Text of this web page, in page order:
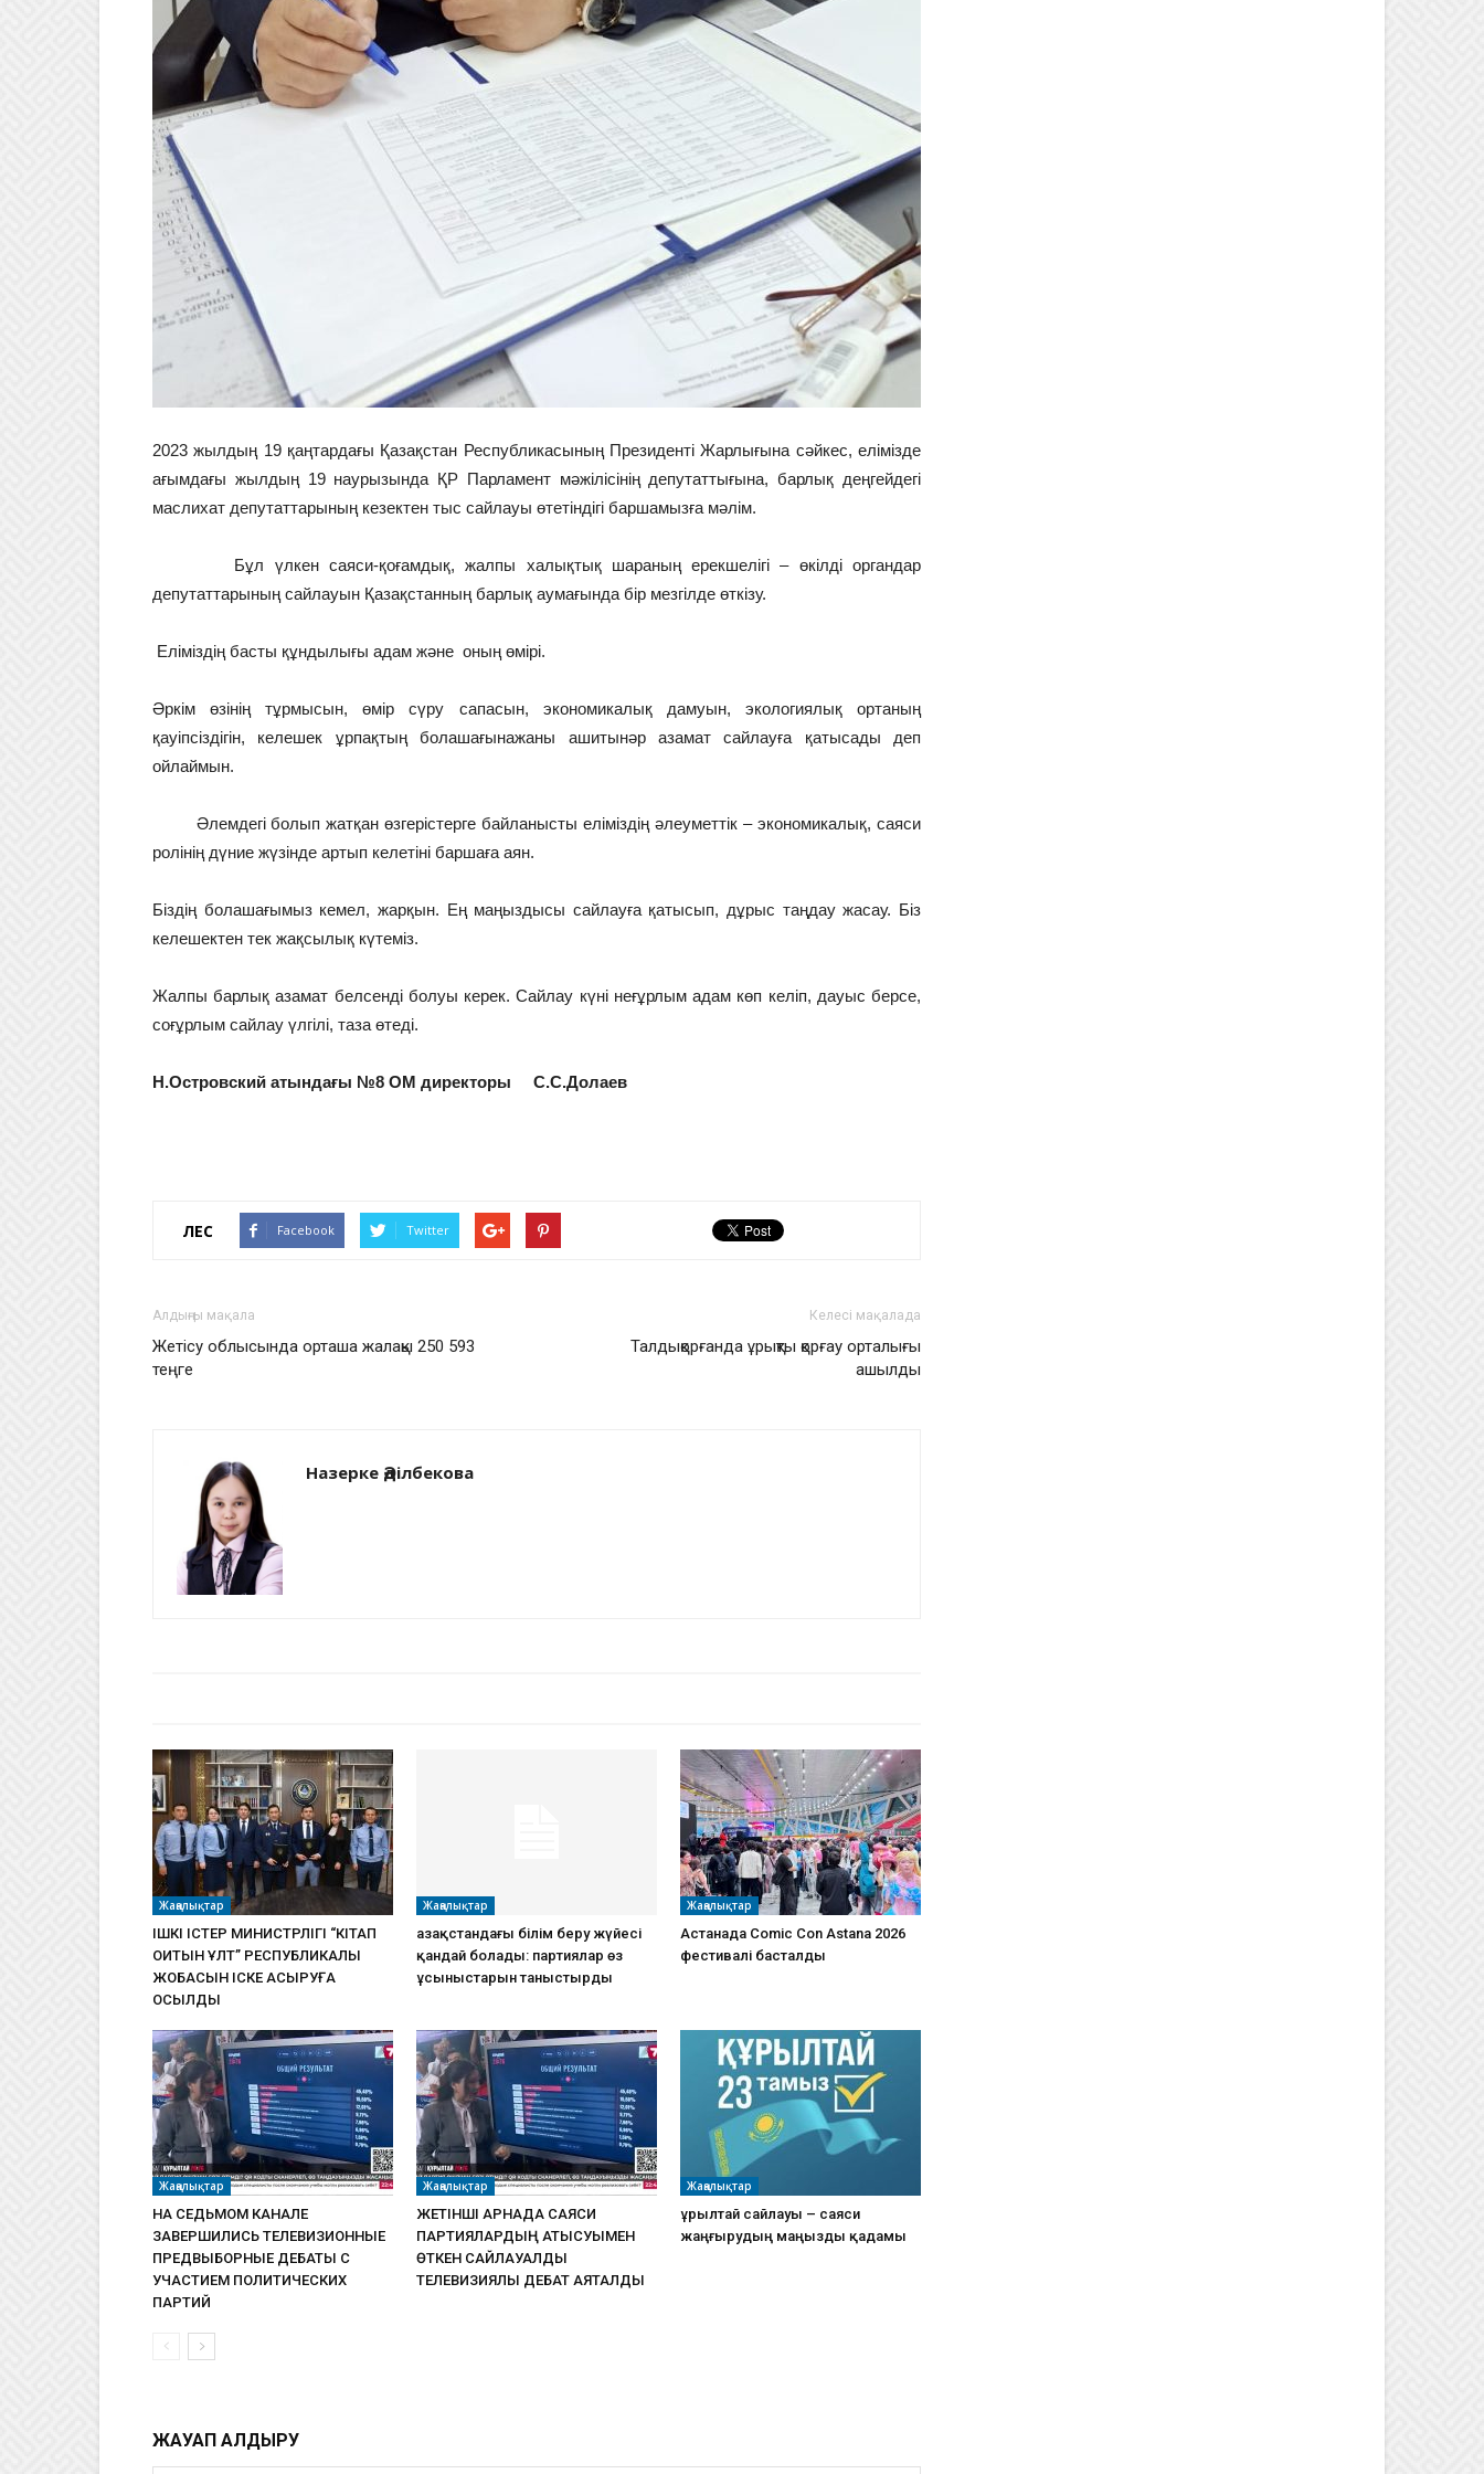
2023 жылдың 19 қаңтардағы Қазақстан Республикасының Президенті Жарлығына сәйкес, елімізде
ағымдағы жылдың 19 наурызында ҚР Парламент мәжілісінің депутаттығына, барлық деңгейдегі
маслихат депутаттарының кезектен тыс сайлауы өтетіндігі баршамызға мәлім.
Бұл үлкен саяси-қоғамдық, жалпы халықтық шараның ерекшелігі – өкілді органдар
депутаттарының сайлауын Қазақстанның барлық аумағында бір мезгілде өткізу.
Еліміздің басты құндылығы адам және оның өмірі.
Әркім өзінің тұрмысын, өмір сүру сапасын, экономикалық дамуын, экологиялық ортаның
қауіпсіздігін, келешек ұрпақтың болашағынажаны ашитынәр азамат сайлауға қатысады деп
ойлаймын.
Әлемдегі болып жатқан өзгерістерге байланысты еліміздің әлеуметтік – экономикалық, саяси
ролінің дүние жүзінде артып келетіні баршаға аян.
Біздің болашағымыз кемел, жарқын. Ең маңыздысы сайлауға қатысып, дұрыс таңдау жасау. Біз
келешектен тек жақсылық күтеміз.
Жалпы барлық азамат белсенді болуы керек. Сайлау күні неғұрлым адам көп келіп, дауыс берсе,
соғұрлым сайлау үлгілі, таза өтеді.
Н.Островский атындағы №8 ОМ директоры С.С.Долаев
ҮЛЕС Facebook Twitter
Алдыңғы мақала
Жетісу облысында орташа жалақы 250 593
теңге
Келесі мақалада
Талдықорғанда ұрықты қорғау орталығы
ашылды
Назерке Әділбекова
Жаңалықтар
ІШКІ ІСТЕР МИНИСТРЛІГІ “КІТАП
ОҚИТЫН ҰЛТ” РЕСПУБЛИКАЛЫҚ
ЖОБАСЫН ІСКЕ АСЫРУҒА
ҚОСЫЛДЫ
Жаңалықтар
Қазақстандағы білім беру жүйесі
қандай болады: партиялар өз
ұсыныстарын таныстырды
Жаңалықтар
Астанада Comic Con Astana 2026
фестивалі басталды
Жаңалықтар
НА СЕДЬМОМ КАНАЛЕ
ЗАВЕРШИЛИСЬ ТЕЛЕВИЗИОННЫЕ
ПРЕДВЫБОРНЫЕ ДЕБАТЫ С
УЧАСТИЕМ ПОЛИТИЧЕСКИХ
ПАРТИЙ
Жаңалықтар
ЖЕТІНШІ АРНАДА САЯСИ
ПАРТИЯЛАРДЫҢ ҚАТЫСУЫМЕН
ӨТКЕН САЙЛАУАЛДЫ
ТЕЛЕВИЗИЯЛЫҚ ДЕБАТ АЯҚТАЛДЫ
Жаңалықтар
Құрылтай сайлауы – саяси
жаңғырудың маңызды қадамы
ЖАУАП ҚАЛДЫРУ